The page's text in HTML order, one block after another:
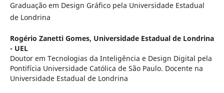
Graduação em Design Gráfico pela Universidade Estadual
de Londrina
Rogério Zanetti Gomes, Universidade Estadual de Londrina
- UEL
Doutor em Tecnologias da Inteligência e Design Digital pela
Pontifícia Universidade Católica de São Paulo. Docente na
Universidade Estadual de Londrina